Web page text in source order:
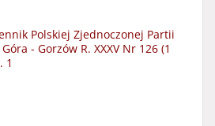
Polskiej Zjednoczonej Partii
- Gorzów R. XXXV Nr 126 (1
1